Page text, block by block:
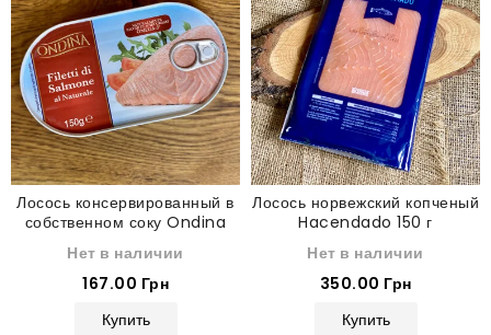
Лосось консервированный в
собственном соку Ondina
Нет в наличии
167.00 Грн
Купить
Лосось норвежский копченый
Hacendado 150 г
Нет в наличии
350.00 Грн
Купить